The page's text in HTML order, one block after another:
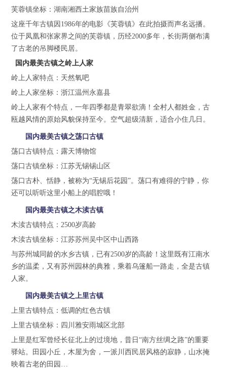
芙蓉镇坐标：湖南湘西土家族苗族自治州
这座千年古镇因1986年的电影《芙蓉镇》在此拍摄而声名远播。
位于凤凰和张家界之间的芙蓉镇，历经2000多年，长街两侧布满
了古老的吊脚楼民居。
国内最美古镇之岭上人家
岭上人家特点：天然氧吧
岭上人家坐标：浙江温州永嘉县
岭上人家有个特点，一年四季都是青翠欲滴！全村人都姓金，古
瓯越风情的原始风貌保持至今。空气超级清新，适合小住几日。
国内最美古镇之荡口古镇
荡口古镇特点：露天博物馆
荡口古镇坐标：江苏无锡锡山区
荡口古朴、恬静，被称为“无锡后花园”。荡口有难得的宁静，你
还可以听听这里小船上的唱腔哦！
国内最美古镇之木渎古镇
木渎古镇特点：2500岁高龄
木渎古镇坐标：江苏苏州吴中区中山西路
与苏州城同龄的水乡古镇，已有2500岁的高龄！这里既有江南水
乡的温柔，又有苏州园林的典雅，乘着乌篷船一路走，全是古镇
人家。
国内最美古镇之上里古镇
上里古镇特点：低调的红色古镇
上里古镇坐标：四川雅安雨城区北部
上里是红军曾经长征北上的过境地，昔日“南方丝绸之路”的重要
驿站。田园小丘，木屋为舍，一派川西民居风格的寂静，山水掩
映着古老的田园…